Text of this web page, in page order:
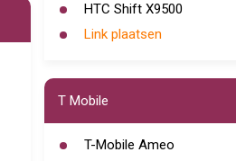
HTC Shift X9500
Link plaatsen
T Mobile
T-Mobile Ameo